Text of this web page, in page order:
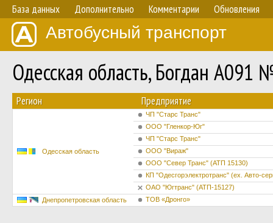
База данных Дополнительно Комментарии Обновления
Автобусный транспорт
Одесская область, Богдан А091
Регион Предприятие
Одесская область
ЧП "Старс Транс"
ООО "Гленкор-Юг"
ЧП "Старс Транс"
ООО "Вираж"
ООО "Север Транс" (АТП 15130)
КП "Одесгорэлектротранс" (ех. Авто-
ОАО "Югтранс" (АТП-15127)
Днепропетровская область
ТОВ «Дронго»